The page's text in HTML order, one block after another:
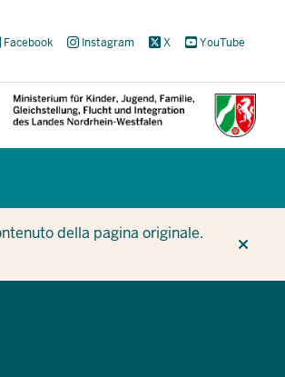
Facebook Instagram X YouTube
della pagina originale.